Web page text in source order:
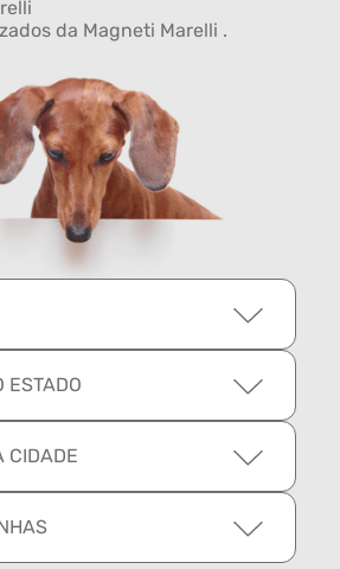
da Magneti Marelli .
ESTADO
CIDADE